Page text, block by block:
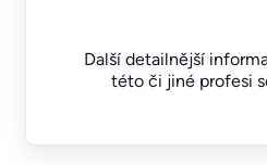
Další detailnější
této či jiné profesi